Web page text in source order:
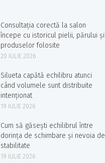
Consultația corectă la salon
începe cu istoricul pielii, părului și
produselor folosite
20 IULIE 2026
Silueta capătă echilibru atunci
când volumele sunt distribuite
intenționat
19 IULIE 2026
Cum să găsești echilibrul între
dorința de schimbare și nevoia de
stabilitate
19 IULIE 2026